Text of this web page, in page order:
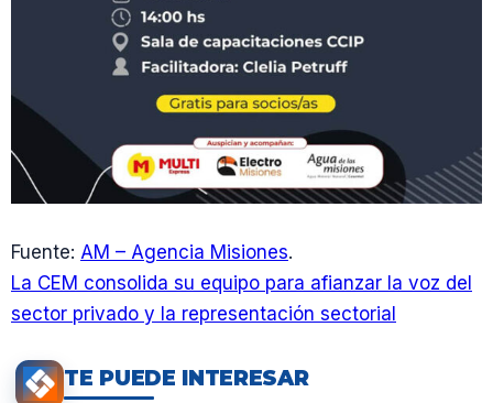
Fuente: AM – Agencia Misiones.
La CEM consolida su equipo para afianzar la voz del
sector privado y la representación sectorial
TE PUEDE INTERESAR